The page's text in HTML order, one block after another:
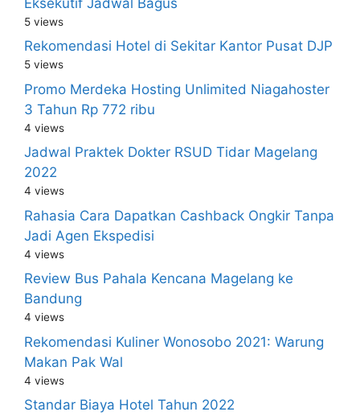
5 views
Rekomendasi Hotel di Sekitar Kantor Pusat DJP
5 views
Promo Merdeka Hosting Unlimited Niagahoster
3 Tahun Rp 772 ribu
4 views
Jadwal Praktek Dokter RSUD Tidar Magelang
2022
4 views
Rahasia Cara Dapatkan Cashback Ongkir Tanpa
Jadi Agen Ekspedisi
4 views
Review Bus Pahala Kencana Magelang ke
Bandung
4 views
Rekomendasi Kuliner Wonosobo 2021: Warung
Makan Pak Wal
4 views
Standar Biaya Hotel Tahun 2022